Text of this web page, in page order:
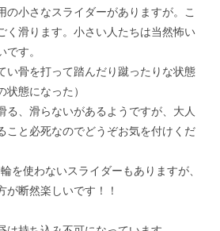
の小さなスライダーがありますが。こ
く滑ります。小さい人たちは当然怖い
す。
い骨を打って踏んだり蹴ったりな状態
状態になった）
、滑らないがあるようですが、 大人
こと必死なのでどうぞお気を付けくだ
を使わないスライダーもありますが、
が断然楽しいです！！